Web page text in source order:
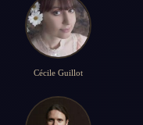
Cécile Guillot